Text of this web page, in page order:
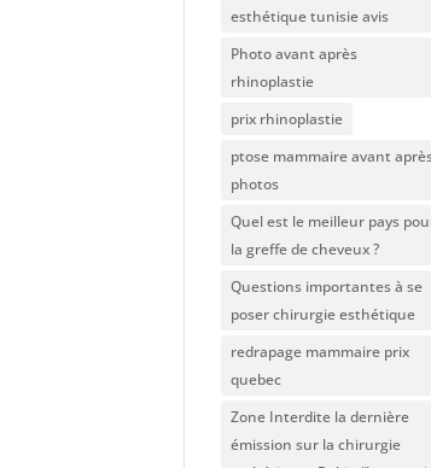
esthétique tunisie avis
Photo avant après
rhinoplastie
prix rhinoplastie
ptose mammaire avant
photos
Quel est le meilleur pays
la greffe de cheveux ?
Questions importantes à se
poser chirurgie esthétique
redrapage mammaire prix
quebec
Zone Interdite la dernière
émission sur la chirurgie